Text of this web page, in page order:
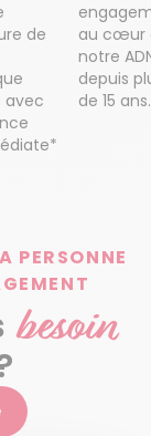
de
avec
au cœur
notre
depuis
de 15 ans.
PERSONNE
besoin